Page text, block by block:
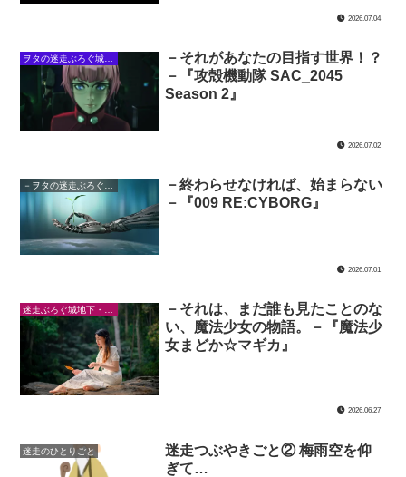
2026.07.04
ヲタの迷走ぶろぐ城下・攻殻の館
－それがあなたの目指す世界！？
－『攻殻機動隊 SAC_2045
Season 2』
2026.07.02
－終わらせなければ、始まらない
－『009 RE:CYBORG』
2026.07.01
－それは、まだ誰も見たことのな
い、魔法少女の物語。－『魔法少
女まどか☆マギカ』
2026.06.27
迷走のひとりごと
迷走つぶやきごと② 梅雨空を仰
ぎて…